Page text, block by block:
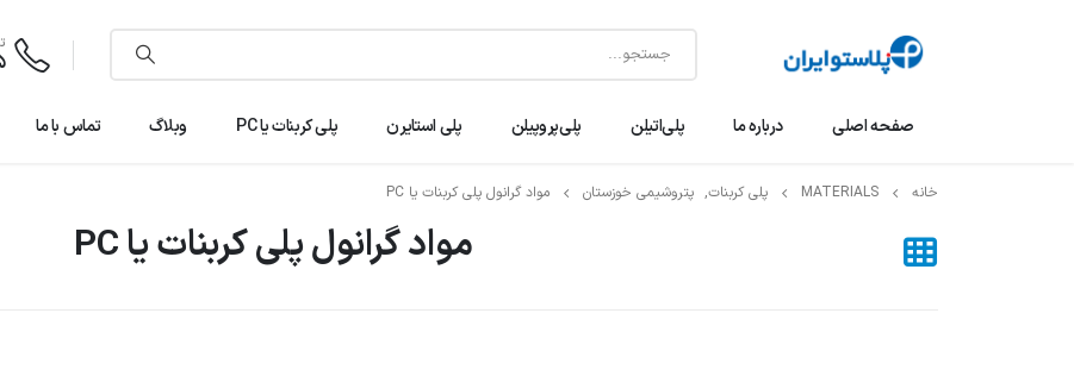
صفحه اصلی درباره ما پلی‌اتیلن پلی‌پروپیلن پلی استایرن پلی کربنات یا PC وبلاگ تماس با ما
خانه MATERIALS پلی کربنات, پتروشیمی خوزستان مواد گرانول پلی کربنات یا PC
مواد گرانول پلی کربنات یا PC